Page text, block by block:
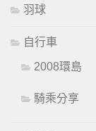
羽球
自行車
2008環島
騎乘分享